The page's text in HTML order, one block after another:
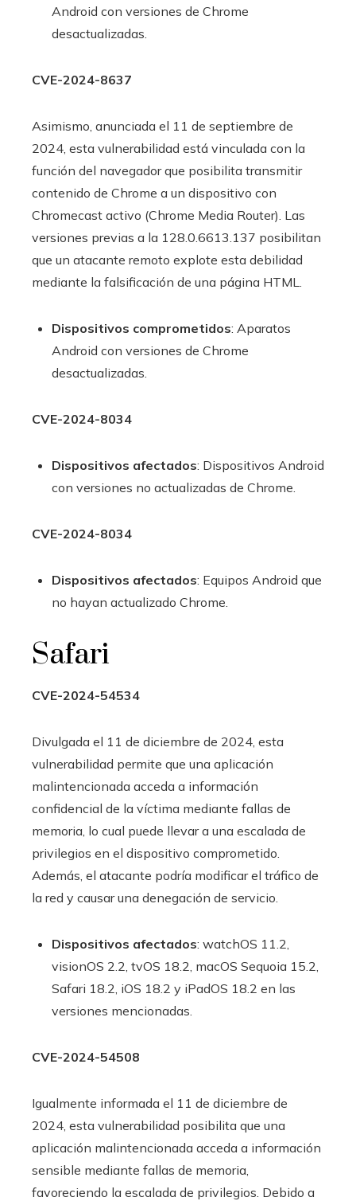
Android con versiones de Chrome
desactualizadas.
CVE-2024-8637
Asimismo, anunciada el 11 de septiembre de
2024, esta vulnerabilidad está vinculada con la
función del navegador que posibilita transmitir
contenido de Chrome a un dispositivo con
Chromecast activo (Chrome Media Router). Las
versiones previas a la 128.0.6613.137 posibilitan
que un atacante remoto explote esta debilidad
mediante la falsificación de una página HTML.
Dispositivos comprometidos: Aparatos
Android con versiones de Chrome
desactualizadas.
CVE-2024-8034
Dispositivos afectados: Dispositivos Android
con versiones no actualizadas de Chrome.
CVE-2024-8034
Dispositivos afectados: Equipos Android que
no hayan actualizado Chrome.
Safari
CVE-2024-54534
Divulgada el 11 de diciembre de 2024, esta
vulnerabilidad permite que una aplicación
malintencionada acceda a información
confidencial de la víctima mediante fallas de
memoria, lo cual puede llevar a una escalada de
privilegios en el dispositivo comprometido.
Además, el atacante podría modificar el tráfico de
la red y causar una denegación de servicio.
Dispositivos afectados: watchOS 11.2,
visionOS 2.2, tvOS 18.2, macOS Sequoia 15.2,
Safari 18.2, iOS 18.2 y iPadOS 18.2 en las
versiones mencionadas.
CVE-2024-54508
Igualmente informada el 11 de diciembre de
2024, esta vulnerabilidad posibilita que una
aplicación malintencionada acceda a información
sensible mediante fallas de memoria,
favoreciendo la escalada de privilegios. Debido a